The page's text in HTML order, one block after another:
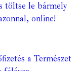
töltse le bármely
online!
a Természet